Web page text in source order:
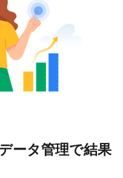
ータ管理で結果